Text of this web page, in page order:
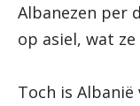
Albanezen per
op asiel, wat
Toch is